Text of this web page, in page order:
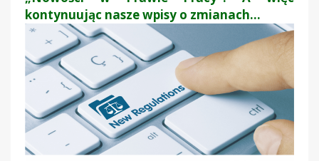
kontynuując nasze wpisy o zmianach…